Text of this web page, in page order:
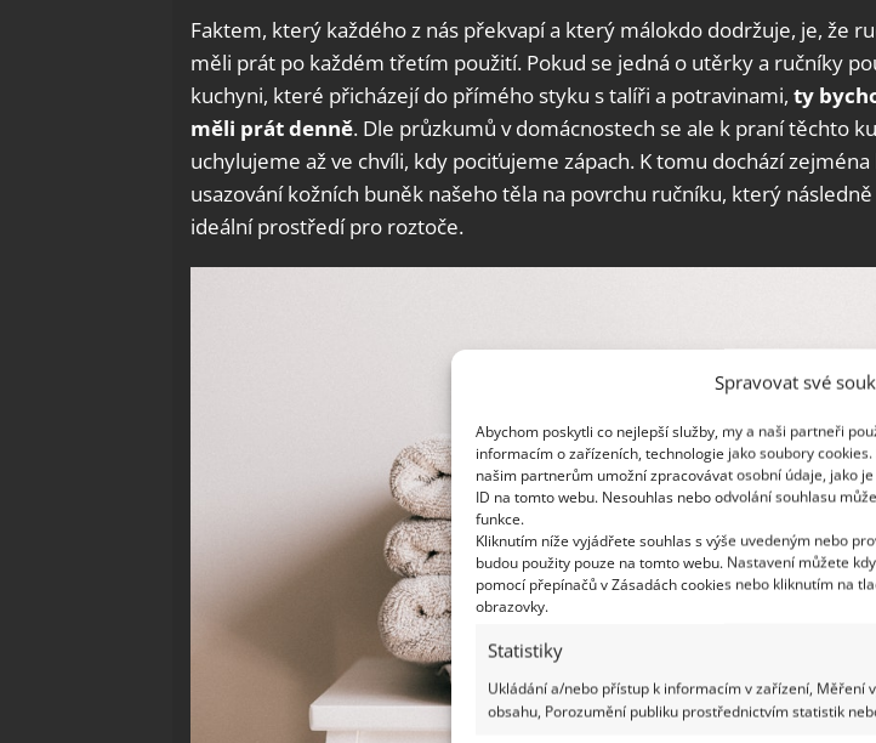
Spravovat své
Abychom poskytli co nejlepší služby, my a naši partneři
informacím o zařízeních, technologie jako soubory
našim partnerům umožní zpracovávat osobní údaje, jako
ID na tomto webu. Nesouhlas nebo odvolání souhlasu
funkce.
Kliknutím níže vyjádřete souhlas s výše uvedeným nebo
budou použity pouze na tomto webu. Nastavení můžete
pomocí přepínačů v Zásadách cookies nebo kliknutím na
obrazovky.
Statistiky
Ukládání a/nebo přístup k informacím v zařízení, Měření
obsahu, Porozumění publiku prostřednictvím statistik
Faktem, který každého z nás překvapí a který málokdo dodržuje, je, že
měli prát po každém třetím použití. Pokud se jedná o utěrky a ručníky
kuchyni, které přicházejí do přímého styku s talíři a potravinami, ty
měli prát denně. Dle průzkumů v domácnostech se ale k praní těchto
uchylujeme až ve chvíli, kdy pociťujeme zápach. K tomu dochází zejména
usazování kožních buněk našeho těla na povrchu ručníku, který
ideální prostředí pro roztoče.